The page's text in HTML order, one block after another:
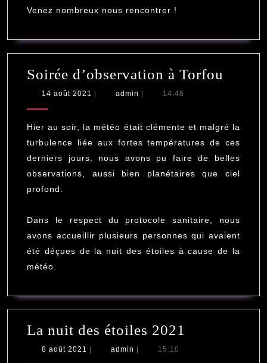
Venez nombreux nous rencontrer !
Soirée d’observation à Torfou
Torfou
14 août 2021
14
| admin admin
| 14:46
Hier au soir, la météo était clémente et malgré la
turbulence liée aux fortes températures de ces
derniers jours, nous avons pu faire de belles
observations, aussi bien planétaires que ciel
profond.
Dans le respect du protocole sanitaire, nous
avons accueillir plusieurs personnes qui avaient
été déçues de la nuit des étoiles à cause de la
météo.
La nuit des étoiles 2021
8 août 2021
8| admin admin
| 15:10